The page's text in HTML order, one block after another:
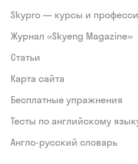
Skypro — курсы и
Журнал «Skyeng Magazine»
Статьи
Карта сайта
Бесплатные упражнения
Тесты по английскому
Англо-русский словарь